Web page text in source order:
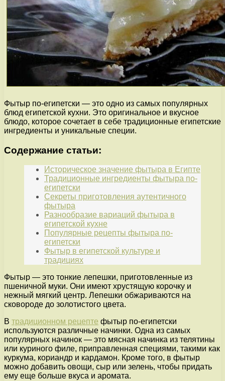
Фытыр по-египетски — это одно из самых популярных
блюд египетской кухни. Это оригинальное и вкусное
блюдо, которое сочетает в себе традиционные египетские
ингредиенты и уникальные специи.
Содержание статьи:
Историческое значение фытыра в Египте
Традиционные ингредиенты фытыра по-
египетски
Секреты приготовления аутентичного
фытыра
Разнообразие вариаций фытыра в
египетской кухне
Популярные рецепты фытыра по-
египетски
Фытыр в египетской культуре и
традициях
Фытыр — это тонкие лепешки, приготовленные из
пшеничной муки. Они имеют хрустящую корочку и
нежный мягкий центр. Лепешки обжариваются на
сковороде до золотистого цвета.
В традиционном рецепте фытыр по-египетски
используются различные начинки. Одна из самых
популярных начинок — это мясная начинка из телятины
или куриного филе, приправленная специями, такими как
куркума, кориандр и кардамон. Кроме того, в фытыр
можно добавить овощи, сыр или зелень, чтобы придать
ему еще больше вкуса и аромата.